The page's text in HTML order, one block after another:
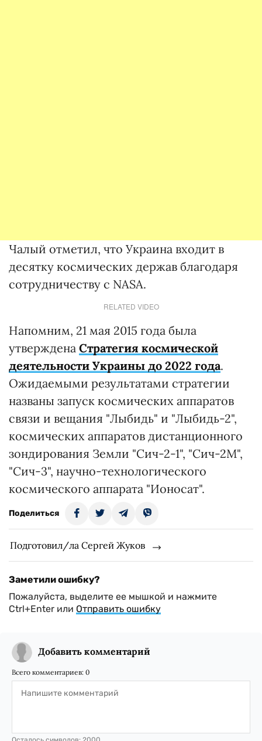
Чалый отметил, что Украина входит в
десятку космических держав благодаря
сотрудничеству с NASA.
RELATED VIDEO
Напомним, 21 мая 2015 года была
утверждена Стратегия космической
деятельности Украины до 2022 года.
Ожидаемыми результатами стратегии
названы запуск космических аппаратов
связи и вещания "Лыбидь" и "Лыбидь-2",
космических аппаратов дистанционного
зондирования Земли "Сич-2-1", "Сич-2М",
"Сич-3", научно-технологического
космического аппарата "Ионосат".
Поделиться
Подготовил/ла Сергей Жуков
Заметили ошибку?
Пожалуйста, выделите ее мышкой и нажмите
Ctrl+Enter или Отправить ошибку
Добавить комментарий
Всего комментариев: 0